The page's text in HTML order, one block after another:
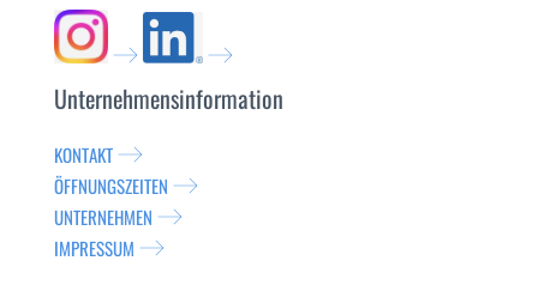
Unternehmensinformation
KONTAKT
ÖFFNUNGSZEITEN
UNTERNEHMEN
IMPRESSUM